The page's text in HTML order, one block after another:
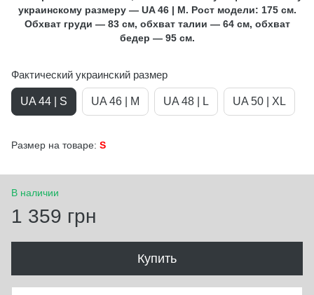
украинскому размеру — UA 46 | М. Рост модели: 175 см.
Обхват груди — 83 см, обхват талии — 64 см, обхват
бедер — 95 см.
Фактический украинский размер
UA 44 | S UA 46 | M UA 48 | L UA 50 | XL
Размер на товаре: S
В наличии
1 359 грн
Купить